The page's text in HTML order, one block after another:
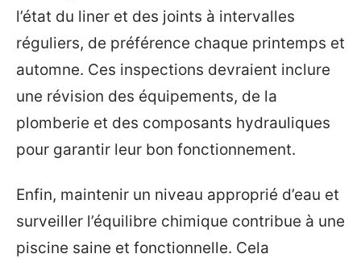
l’état du liner et des joints à intervalles
réguliers, de préférence chaque printemps et
automne. Ces inspections devraient inclure
une révision des équipements, de la
plomberie et des composants hydrauliques
pour garantir leur bon fonctionnement.
Enfin, maintenir un niveau approprié d’eau et
surveiller l’équilibre chimique contribue à une
piscine saine et fonctionnelle. Cela